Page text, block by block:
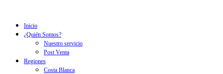
Inicio
¿Quién Somos?
Nuestro servicio
Post Venta
Regiones
Costa Blanca